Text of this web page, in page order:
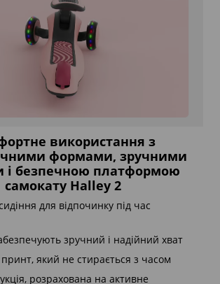
використання з
формами, зручними
і безпечною платформою
самокату Halley 2
для відпочинку під час
зручний і надійний хват
який не стирається з часом
розрахована на активне